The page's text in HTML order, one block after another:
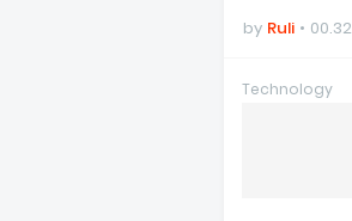
by Ruli 00.32
Technology